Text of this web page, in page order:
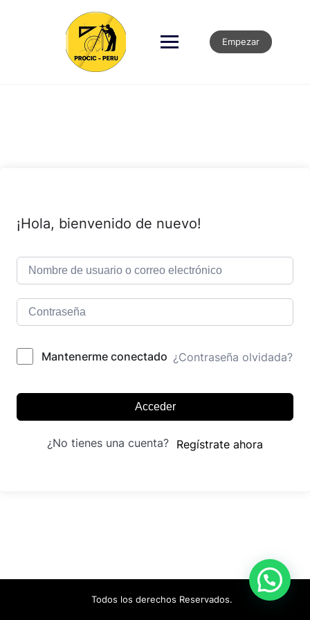
Empezar
¡Hola, bienvenido de nuevo!
Mantenerme conectado ¿Contraseña olvidada?
Acceder
¿No tienes una cuenta? Regístrate ahora
Todos los derechos Reservados.